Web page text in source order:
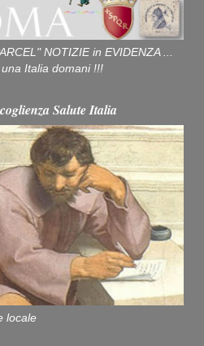
NOTIZIE in EVIDENZA ...
Italia domani !!!
Salute Italia
locale